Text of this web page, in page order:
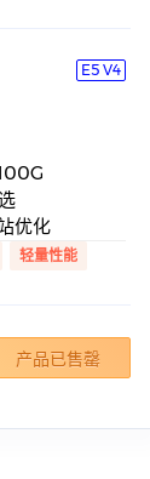
E5 V4
优化
轻量性能
产品已售罄